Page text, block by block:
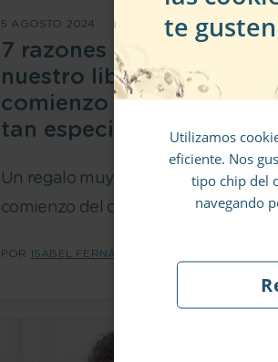
5 AGOSTO 2024
7 razones por las que
nuestro libro para el
comienzo del cole es
tan especial
Un regalo muy especial para el
comienzo del cole.
POR ISABEL FERNÁNDEZ-SHAW
te
Utilizamos
eficiente. Nos
tipo chip del
navegando